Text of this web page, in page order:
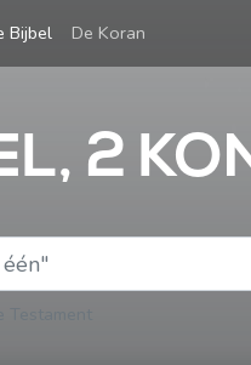
Bijbel De Koran
2